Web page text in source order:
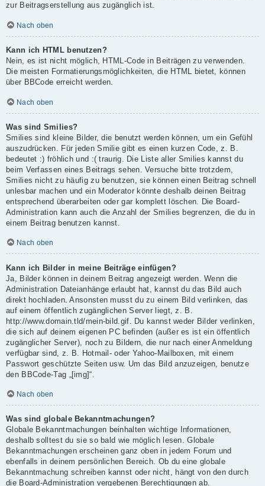
zur Beitragserstellung aus zugänglich ist.
Nach oben
Kann ich HTML benutzen?
Nein, es ist nicht möglich, HTML-Code in Beiträgen zu verwenden.
Die meisten Formatierungsmöglichkeiten, die HTML bietet, können
über BBCode erreicht werden.
Nach oben
Was sind Smilies?
Smilies sind kleine Bilder, die benutzt werden können, um ein Gefühl
auszudrücken. Für jeden Smilie gibt es einen kurzen Code, z. B.
bedeutet :) fröhlich und :( traurig. Die Liste aller Smilies kannst du
beim Verfassen eines Beitrags sehen. Versuche bitte trotzdem,
Smilies nicht zu häufig zu benutzen, sie können einen Beitrag schnell
unlesbar machen und ein Moderator könnte deshalb deinen Beitrag
entsprechend überarbeiten oder gar komplett löschen. Die Board-
Administration kann auch die Anzahl der Smilies begrenzen, die du in
einem Beitrag benutzen kannst.
Nach oben
Kann ich Bilder in meine Beiträge einfügen?
Ja, Bilder können in deinem Beitrag angezeigt werden. Wenn die
Administration Dateianhänge erlaubt hat, kannst du das Bild auch
direkt hochladen. Ansonsten musst du zu einem Bild verlinken, das
auf einem öffentlich zugänglichen Server liegt, z. B.
http://www.domain.tld/mein-bild.gif. Du kannst weder Bilder verlinken,
die sich auf deinem eigenen PC befinden (außer es ist ein öffentlich
zugänglicher Server), noch zu Bildern, die nur nach einer Anmeldung
verfügbar sind, z. B. Hotmail- oder Yahoo-Mailboxen, mit einem
Passwort geschützte Seiten usw. Um das Bild anzuzeigen, benutze
den BBCode-Tag „[img]“.
Nach oben
Was sind globale Bekanntmachungen?
Globale Bekanntmachungen beinhalten wichtige Informationen,
deshalb solltest du sie so bald wie möglich lesen. Globale
Bekanntmachungen erscheinen ganz oben in jedem Forum und
ebenfalls in deinem persönlichen Bereich. Ob du eine globale
Bekanntmachung schreiben kannst oder nicht, hängt von den durch
die Board-Administration vergebenen Berechtigungen ab.